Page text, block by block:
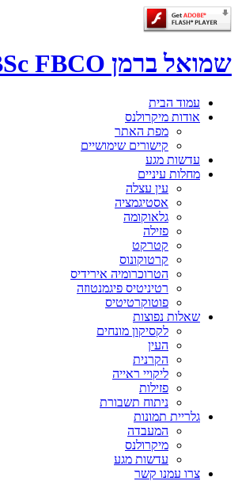
שמואל ברמן BSc FBCO
עמוד הבית
אודות מיקרולנס
מפת האתר
קישורים שימושיים
עדשות מגע
מחלות עיניים
עין עצלה
אסטיגמציה
גלאוקומה
פזילה
קטרקט
קרטוקונוס
הטרוכרומיה אירידיס
רטיניטיס פיגמנטוזה
פוטוקרטיטיס
שאלות נפוצות
לקסיקון מונחים
העין
הקרנית
ליקויי ראייה
פזילות
ניתוח תשבורת
גלריית תמונות
המעבדה
מיקרולנס
עדשות מגע
צרו עמנו קשר